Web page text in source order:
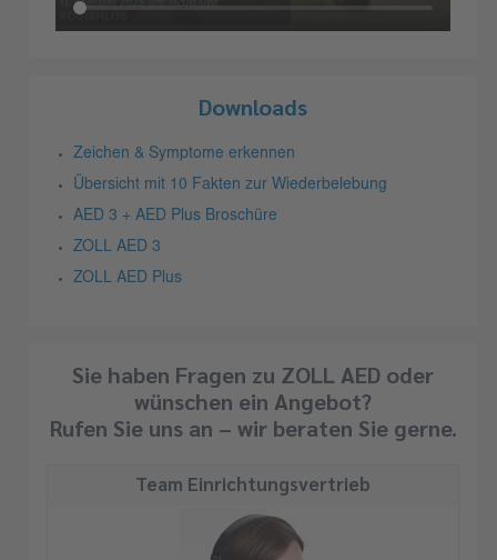
Downloads
Zeichen & Symptome erkennen
Übersicht mit 10 Fakten zur Wiederbelebung
AED 3 + AED Plus Broschüre
ZOLL AED 3
ZOLL AED Plus
Sie haben Fragen zu ZOLL AED oder
wünschen ein Angebot?
Rufen Sie uns an – wir beraten Sie gerne.
Team Einrichtungsvertrieb